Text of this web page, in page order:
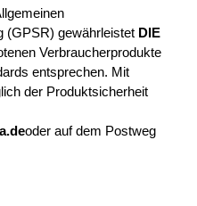
(GPSR) gewährleistet DIE
Verbraucherprodukte
entsprechen. Mit
der Produktsicherheit
oder auf dem Postweg